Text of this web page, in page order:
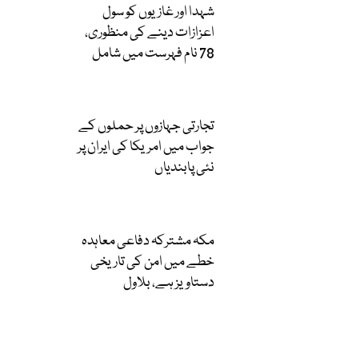
شہدا اور غازیوں کو سول
اعزازات دینے کی منظوری،
78 نام فہرست میں شامل
تجارتی جہازوں پر حملوں کے
جواب میں امریکا کی ایران پر
نئی پابندیاں
مکہ مشترکہ دفاعی معاہدہ
خطے میں امن کی تاریخی
دستاویز ہے، بلاول